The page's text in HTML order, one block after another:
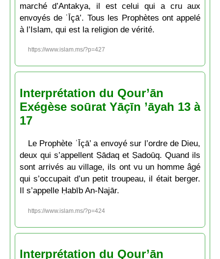
marché d’Antakya, il est celui qui a cru aux
envoyés de ʿĪçā’. Tous les Prophètes ont appelé
à l’Islam, qui est la religion de vérité.
https://www.islam.ms/?p=427
Interprétation du Qour’ān
Exégèse soūrat Yāçīn ’āyah 13 à
17
Le Prophète ʿĪçā’ a envoyé sur l’ordre de Dieu,
deux qui s’appellent Ṣādaq et Ṣadoūq. Quand ils
sont arrivés au village, ils ont vu un homme âgé
qui s’occupait d’un petit troupeau, il était berger.
Il s’appelle Ḥabīb An-Najār.
https://www.islam.ms/?p=424
Interprétation du Qour’ān